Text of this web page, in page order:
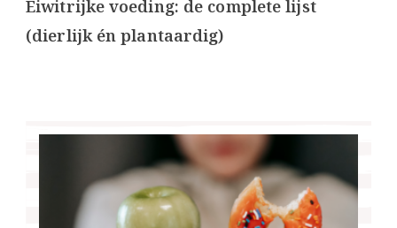
Eiwitrijke voeding: de complete lijst
(dierlijk én plantaardig)